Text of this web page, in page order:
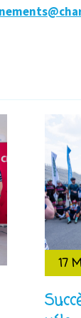
17